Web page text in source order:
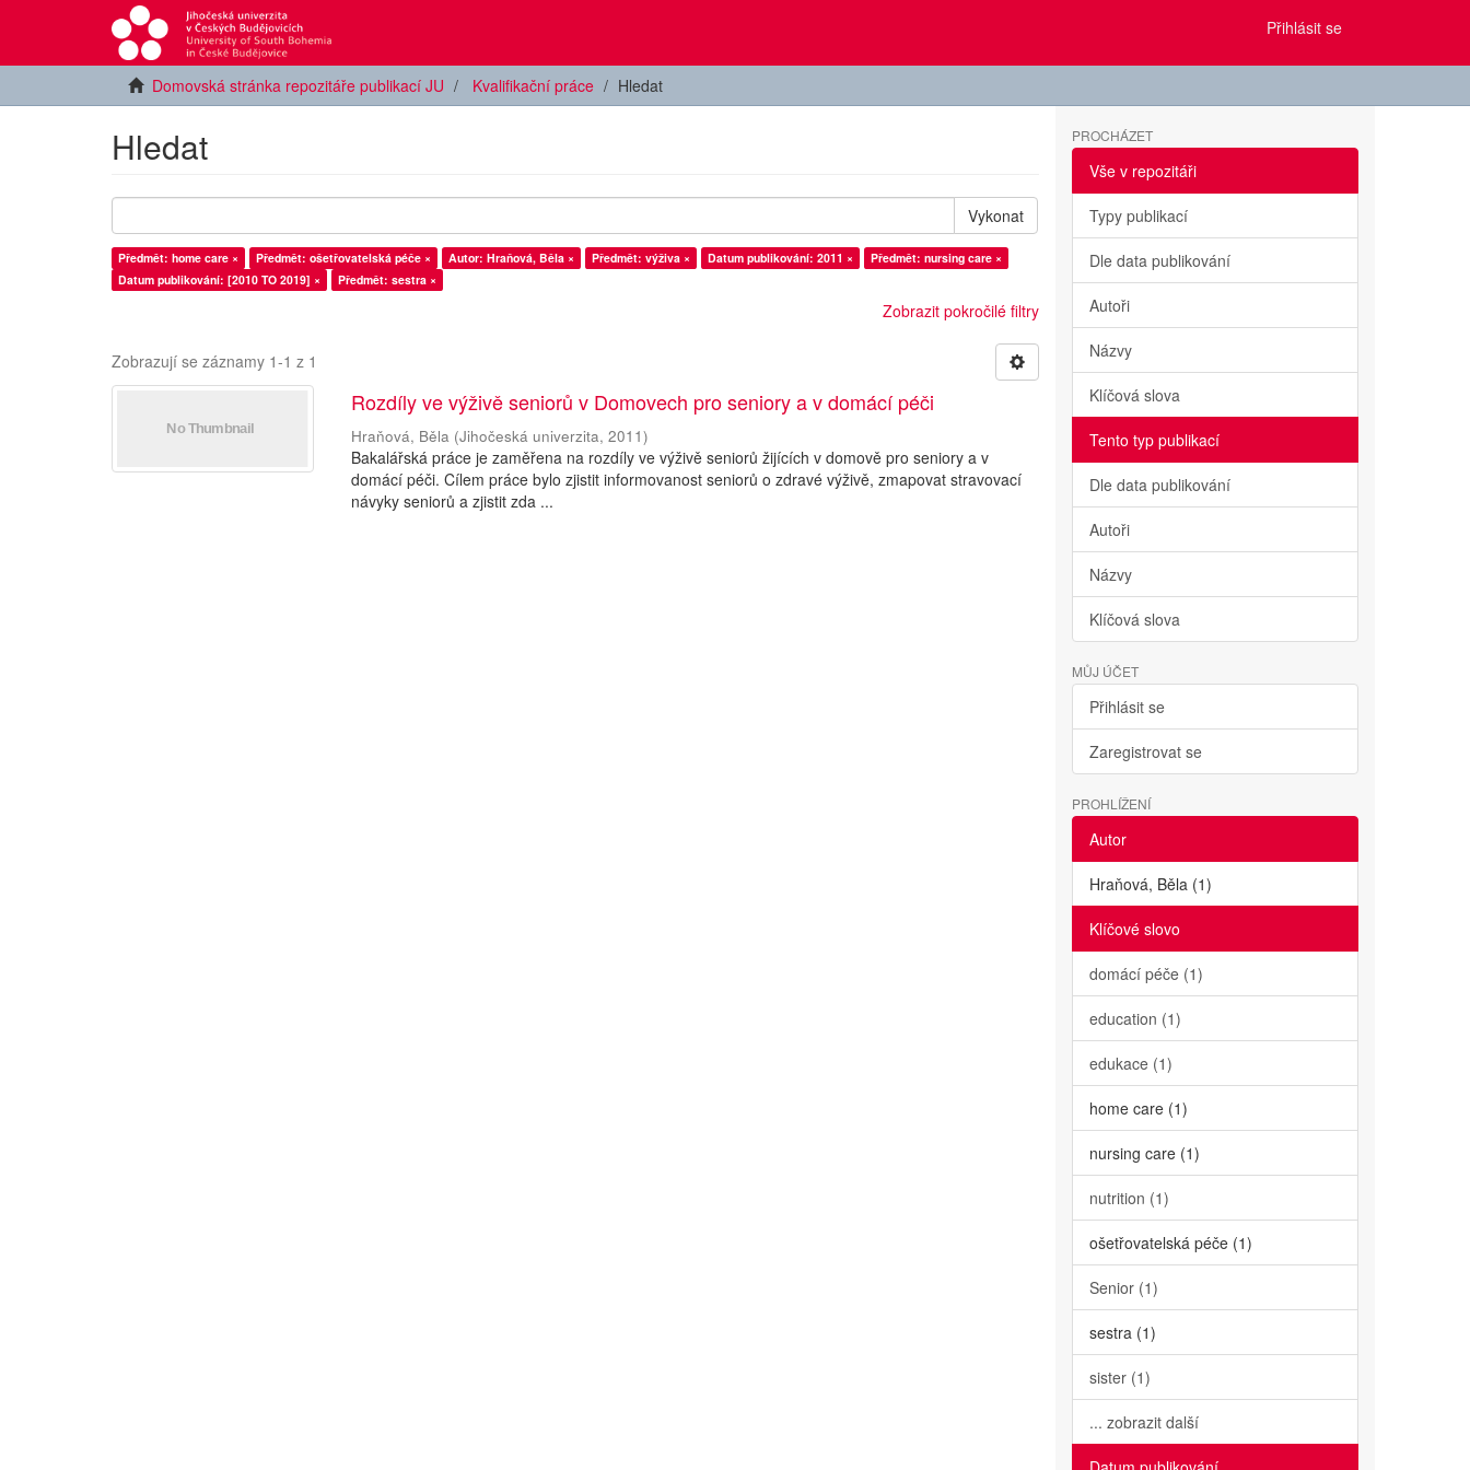
Přihlásit se
Domovská stránka repozitáře publikací JU Kvalifikační práce Hledat
Hledat
Vykonat
Předmět: home care × Předmět: ošetřovatelská péče × Autor: Hraňová, Běla × Předmět: výživa × Datum publikování: 2011 ×
Předmět: nursing care ×
Datum publikování: [2010 TO 2019] ×
Předmět: sestra ×
Zobrazit pokročilé filtry
Zobrazují se záznamy 1-1 z 1
Rozdíly ve výživě seniorů v Domovech pro seniory a v domácí péči
Hraňová, Běla (Jihočeská univerzita,2011)
Bakalářská práce je zaměřena na rozdíly ve výživě seniorů žijících v domově pro seniory a v
domácí péči. Cílem práce bylo zjistit informovanost seniorů o zdravé výživě, zmapovat stravovací
návyky seniorů a zjistit zda ...
PROCHÁZET
Vše v repozitáři
Typy publikací
Dle data publikování
Autoři
Názvy
Klíčová slova
Tento typ publikací
Dle data publikování
Autoři
Názvy
Klíčová slova
MŮJ ÚČET
Přihlásit se
Zaregistrovat se
PROHLÍŽENÍ
Autor
Hraňová, Běla (1)
Klíčové slovo
domácí péče (1)
education (1)
edukace (1)
home care (1)
nursing care (1)
nutrition (1)
ošetřovatelská péče (1)
Senior (1)
sestra (1)
sister (1)
... zobrazit další